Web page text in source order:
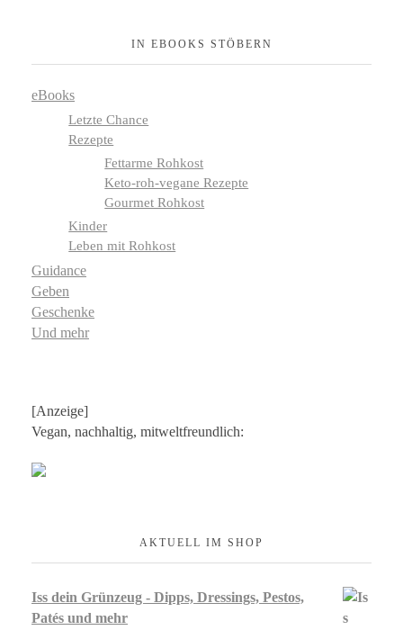
IN EBOOKS STÖBERN
eBooks
Letzte Chance
Rezepte
Fettarme Rohkost
Keto-roh-vegane Rezepte
Gourmet Rohkost
Kinder
Leben mit Rohkost
Guidance
Geben
Geschenke
Und mehr
[Anzeige]
Vegan, nachhaltig, mitweltfreundlich:
AKTUELL IM SHOP
Iss dein Grünzeug - Dipps, Dressings, Pestos,
Patés und mehr